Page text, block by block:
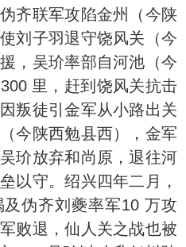
齐联军攻陷金州（今陕
刘子羽退守饶风关（今
，吴玠率部自河池（今
里，赶到饶风关抗击
叛徒引金军从小路出关
今陕西勉县西），金军
玠放弃和尚原，退往河
以守。绍兴四年二月，
伪齐刘夔率军10 万攻
败退，仙人关之战也被